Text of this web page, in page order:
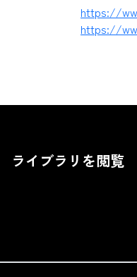
https://
https://
ライブラリを閲覧